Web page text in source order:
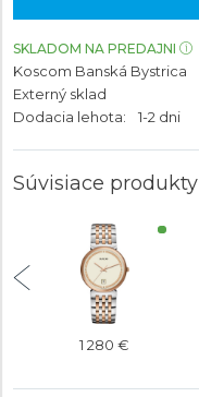
SKLADOM NA PREDAJNI
Koscom Banská Bystrica
Externý sklad
Dodacia lehota:
1-2 dni
Súvisiace produkty
1 280 €